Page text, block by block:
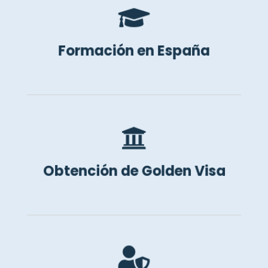

Formación en España
Podemos asesorarte sobre las mejores

Obtención de Golden Visa
Te ayudamos en todo el proceso para
